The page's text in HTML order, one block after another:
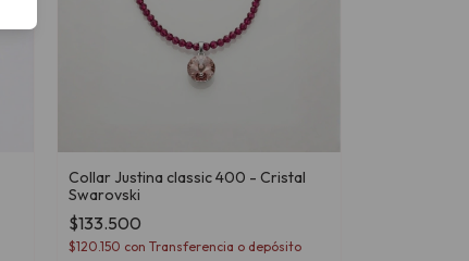
Collar Justina classic 400 - Cristal
Swarovski
$133.500
$120.150 con Transferencia o depósito